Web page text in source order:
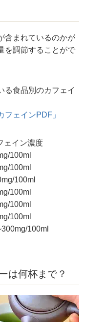
含まれているのかが
を調節することがで
る食品別のカフェイ
ェインPDF」
ェイン濃度
100ml
100ml
100ml
100ml
100ml
100ml
100ml
は何杯まで？